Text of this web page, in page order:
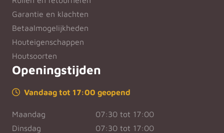
Garantie en klachten
Betaalmogelijkheden
Houteigenschappen
Houtsoorten
Openingstijden
Vandaag tot 17:00 geopend
Maandag
07:30 tot 17:00
Dinsdag
07:30 tot 17:00